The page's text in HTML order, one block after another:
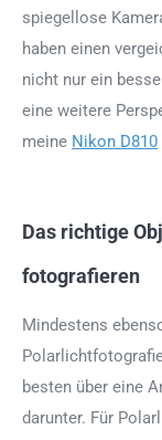
spiegellose
haben einen
nicht nur ein
eine weitere
meine Nikon D810
Das richtige
fotografieren
Mindestens
besten über eine
darunter. Für